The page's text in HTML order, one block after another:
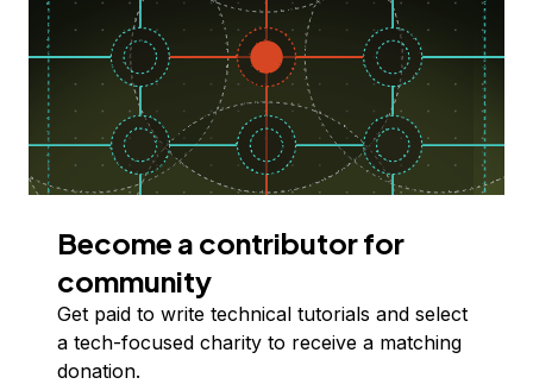
Become a contributor for
community
Get paid to write technical tutorials and select
a tech-focused charity to receive a matching
donation.